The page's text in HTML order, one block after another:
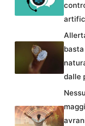
dalle